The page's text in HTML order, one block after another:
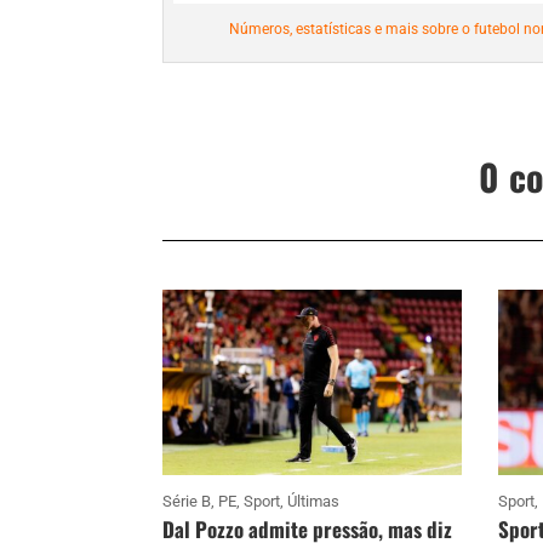
Números, estatísticas e mais sobre o futebol
0
Série B, PE,Sport, Últimas
Dal Pozzo admite pressão, mas diz
Sport,